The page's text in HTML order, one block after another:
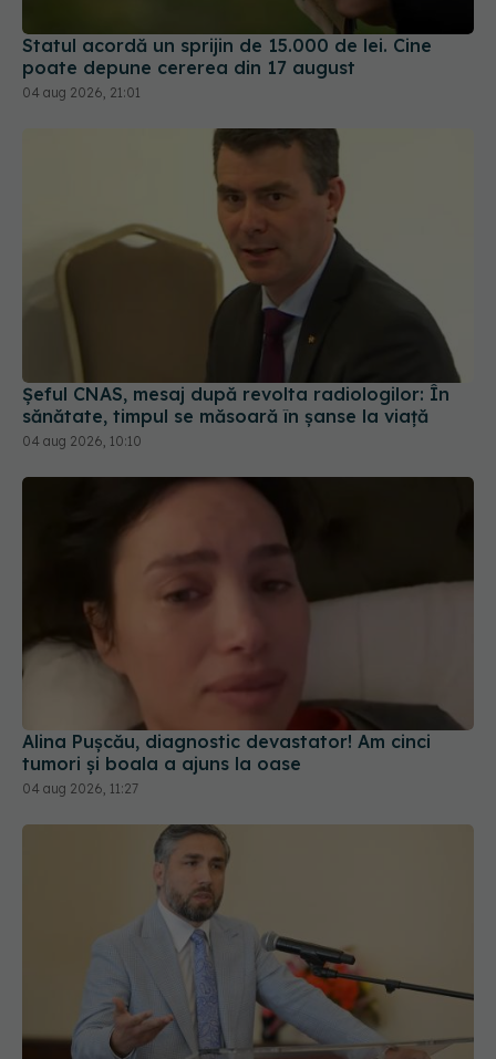
Statul acordă un sprijin de 15.000 de lei. Cine
poate depune cererea din 17 august
04 aug 2026, 21:01
Șeful CNAS, mesaj după revolta radiologilor: În
sănătate, timpul se măsoară în șanse la viață
04 aug 2026, 10:10
Alina Pușcău, diagnostic devastator! Am cinci
tumori și boala a ajuns la oase
04 aug 2026, 11:27